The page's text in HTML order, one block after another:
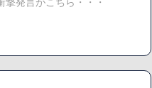
自販機が壊されて窃盗され
除してしまう
るが質問ある？